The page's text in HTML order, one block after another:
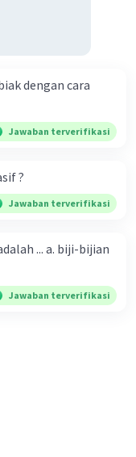
dengan cara
Jawaban terverifikasi
?
Jawaban terverifikasi
biji-bijian
Jawaban terverifikasi